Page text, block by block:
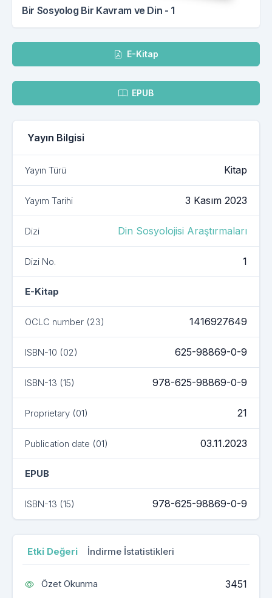
Bir Sosyolog Bir Kavram ve Din - 1
E-Kitap
EPUB
Yayın Bilgisi
Yayın Türü Kitap
Yayım Tarihi 3 Kasım 2023
Dizi Din Sosyolojisi Araştırmaları
Dizi No. 1
Mevcut yayın biçimiyle ilgili ayrıntılar: E-
E-Kitap
OCLC number (23) 1416927649
ISBN-10 (02) 625-98869-0-9
ISBN-13 (15) 978-625-98869-0-9
Proprietary (01) 21
Publication date (01) 03.11.2023
Mevcut yayın biçimiyle ilgili ayrıntılar: EPUB
EPUB
ISBN-13 (15) 978-625-98869-0-9
Etki Değeri İndirme İstatistikleri
Özet Okunma 3451